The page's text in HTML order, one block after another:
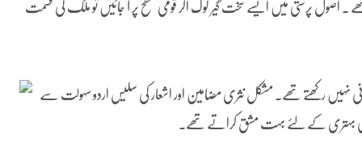
پرستی میں ایسے سخت گیر لوگ اگر قومی سطح پر آ جائیں تو ملک کی قسمت
نہیں رکھتے تھے۔ مشکل نثری مضامین اور اشعار کی سلیس اردو سہولت سے
کی بہتری کے لئے بہت مشق کراتے تھے۔